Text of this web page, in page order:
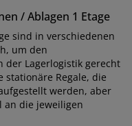
/ Ablagen 1 Etage
sind in verschiedenen
um den
Lagerlogistik gerecht
stationäre Regale, die
werden, aber
an die jeweiligen